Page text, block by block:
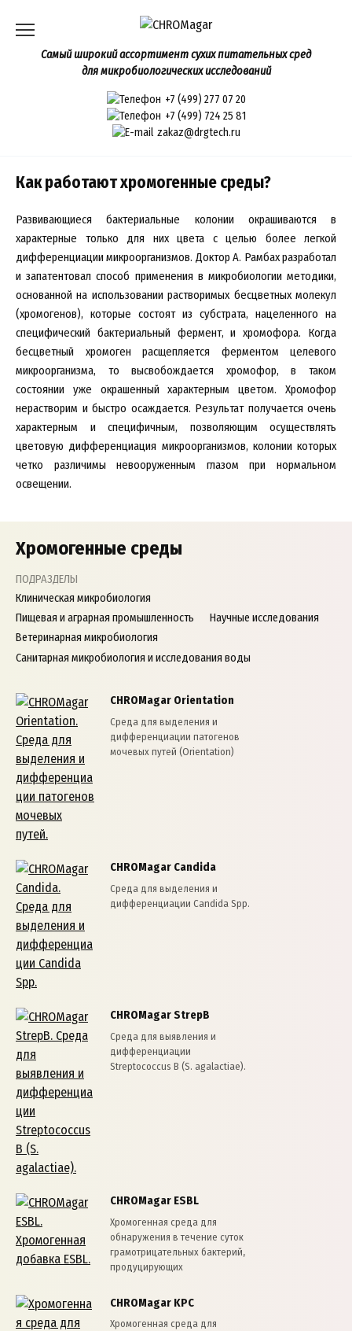
содержанию
Самый широкий ассортимент сухих питательных сред
для микробиологических исследований
+7 (499) 277 07 20
+7 (499) 724 25 81
zakaz@drgtech.ru
Как работают хромогенные среды?
Развивающиеся бактериальные колонии окрашиваются в
характерные только для них цвета с целью более легкой
дифференциации микроорганизмов. Доктор А. Рамбах разработал
и запатентовал способ применения в микробиологии методики,
основанной на использовании растворимых бесцветных молекул
(хромогенов), которые состоят из субстрата, нацеленного на
специфический бактериальный фермент, и хромофора. Когда
бесцветный хромоген расщепляется ферментом целевого
микроорганизма, то высвобождается хромофор, в таком
состоянии уже окрашенный характерным цветом. Хромофор
нерастворим и быстро осаждается. Результат получается очень
характерным и специфичным, позволяющим осуществлять
цветовую дифференциация микроорганизмов, колонии которых
четко различимы невооруженным глазом при нормальном
освещении.
Хромогенные среды
ПОДРАЗДЕЛЫ
Клиническая микробиология
Пищевая и аграрная промышленность
Научные исследования
Ветеринарная микробиология
Санитарная микробиология и исследования воды
CHROMagar Orientation
Среда для выделения и
дифференциации патогенов
мочевых путей (Orientation)
CHROMagar Candida
Cреда для выделения и
дифференциации Candida Spp.
CHROMagar StrepB
Cреда для выявления и
дифференциации
Streptococcus B (S. agalactiae).
CHROMagar ESBL
Хромогенная среда для
обнаружения в течение суток
грамотрицательных бактерий,
продуцирующих
CHROMagar KPC
Хромогенная среда для